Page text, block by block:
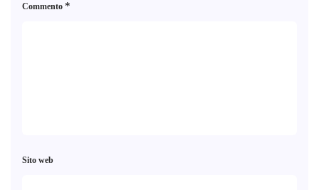
Commento *
Sito web